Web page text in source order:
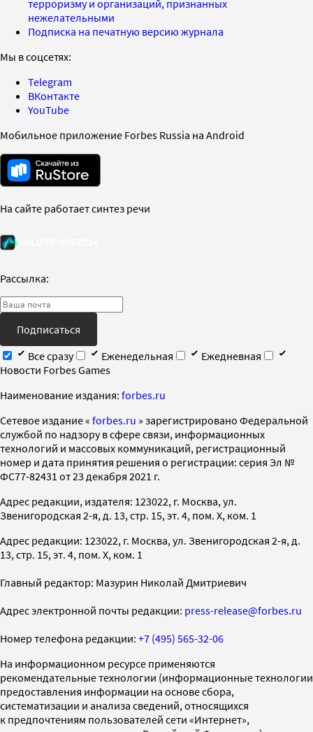
терроризму и организаций, признанных
нежелательными
Подписка на печатную версию журнала
Мы в соцсетях:
Telegram
ВКонтакте
YouTube
Мобильное приложение Forbes Russia на Android
На сайте работает синтез речи
Рассылка:
Подписаться
Все сразу
Еженедельная
Ежедневная
Новости Forbes Games
Наименование издания: forbes.ru
Cетевое издание « forbes.ru » зарегистрировано Федеральной
службой по надзору в сфере связи, информационных
технологий и массовых коммуникаций, регистрационный
номер и дата принятия решения о регистрации: серия Эл №
ФС77-82431 от 23 декабря 2021 г.
Адрес редакции, издателя: 123022, г. Москва, ул.
Звенигородская 2-я, д. 13, стр. 15, эт. 4, пом. X, ком. 1
Адрес редакции: 123022, г. Москва, ул. Звенигородская 2-я, д.
13, стр. 15, эт. 4, пом. X, ком. 1
Главный редактор: Мазурин Николай Дмитриевич
Адрес электронной почты редакции: press-release@forbes.ru
Номер телефона редакции: +7 (495) 565-32-06
На информационном ресурсе применяются
рекомендательные технологии (информационные технологии
предоставления информации на основе сбора,
систематизации и анализа сведений, относящихся
к предпочтениям пользователей сети «Интернет»,